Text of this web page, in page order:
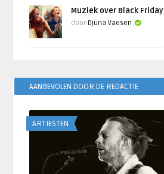
Muziek over Black Friday
door Djuna Vaesen
AANBEVOLEN DOOR DE REDACTIE
ARTIESTEN